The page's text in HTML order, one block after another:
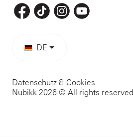
DE
Datenschutz & Cookies
Nubikk 2026 © All rights reserved